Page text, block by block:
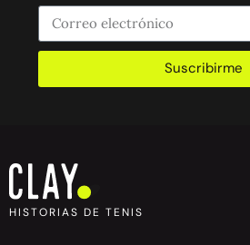
Suscribirme
HISTORIAS DE TENIS